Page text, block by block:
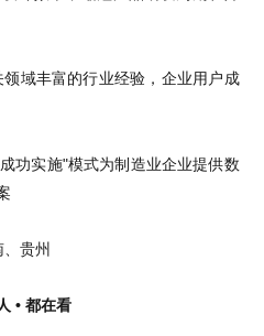
域丰富的行业经验，企业用户成
功实施"模式为制造业企业提供数
贵州
• 都在看